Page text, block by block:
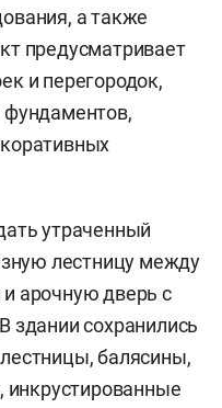
а также
предусматривает
и перегородок,
фундаментов,
утраченный
лестницу между
арочную дверь с
здании сохранились
балясины,
инкрустированные